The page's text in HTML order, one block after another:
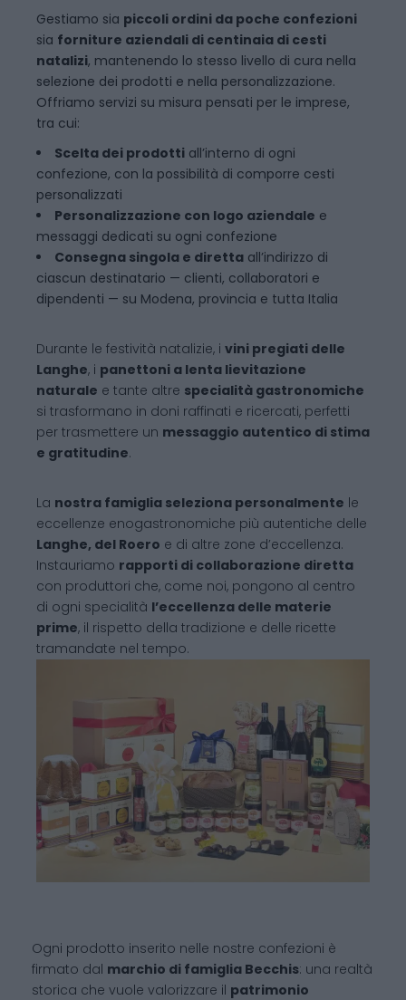
Gestiamo sia piccoli ordini da poche confezioni
sia forniture aziendali di centinaia di cesti
natalizi, mantenendo lo stesso livello di cura nella
selezione dei prodotti e nella personalizzazione.
Offriamo servizi su misura pensati per le imprese,
tra cui:
Scelta dei prodotti all’interno di ogni
confezione, con la possibilità di comporre cesti
personalizzati
Personalizzazione con logo aziendale e
messaggi dedicati su ogni confezione
Consegna singola e diretta all’indirizzo di
ciascun destinatario — clienti, collaboratori e
dipendenti — su Modena, provincia e tutta Italia
Durante le festività natalizie, i vini pregiati delle
Langhe, i panettoni a lenta lievitazione
naturale e tante altre specialità gastronomiche
si trasformano in doni raffinati e ricercati, perfetti
per trasmettere un messaggio autentico di stima
e gratitudine.
La nostra famiglia seleziona personalmente le
eccellenze enogastronomiche più autentiche delle
Langhe, del Roero e di altre zone d’eccellenza.
Instauriamo rapporti di collaborazione diretta
con produttori che, come noi, pongono al centro
di ogni specialità l’eccellenza delle materie
prime, il rispetto della tradizione e delle ricette
tramandate nel tempo.
Ogni prodotto inserito nelle nostre confezioni è
firmato dal marchio di famiglia Becchis: una realtà
storica che vuole valorizzare il patrimonio